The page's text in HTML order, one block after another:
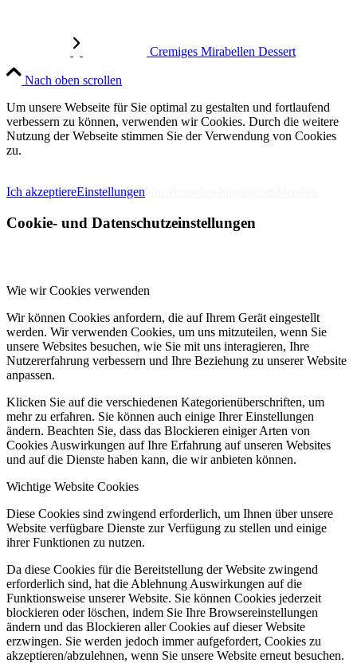
Cremiges Mirabellen Dessert
Nach oben scrollen
Um unsere Webseite für Sie optimal zu gestalten und fortlaufend
verbessern zu können, verwenden wir Cookies. Durch die weitere
Nutzung der Webseite stimmen Sie der Verwendung von Cookies
zu.
Ich akzeptiereEinstellungen
Cookie- und Datenschutzeinstellungen
Wie wir Cookies verwenden
Wir können Cookies anfordern, die auf Ihrem Gerät eingestellt
werden. Wir verwenden Cookies, um uns mitzuteilen, wenn Sie
unsere Websites besuchen, wie Sie mit uns interagieren, Ihre
Nutzererfahrung verbessern und Ihre Beziehung zu unserer Website
anpassen.
Klicken Sie auf die verschiedenen Kategorienüberschriften, um
mehr zu erfahren. Sie können auch einige Ihrer Einstellungen
ändern. Beachten Sie, dass das Blockieren einiger Arten von
Cookies Auswirkungen auf Ihre Erfahrung auf unseren Websites
und auf die Dienste haben kann, die wir anbieten können.
Wichtige Website Cookies
Diese Cookies sind zwingend erforderlich, um Ihnen über unsere
Website verfügbare Dienste zur Verfügung zu stellen und einige
ihrer Funktionen zu nutzen.
Da diese Cookies für die Bereitstellung der Website zwingend
erforderlich sind, hat die Ablehnung Auswirkungen auf die
Funktionsweise unserer Website. Sie können Cookies jederzeit
blockieren oder löschen, indem Sie Ihre Browsereinstellungen
ändern und das Blockieren aller Cookies auf dieser Website
erzwingen. Sie werden jedoch immer aufgefordert, Cookies zu
akzeptieren/abzulehnen, wenn Sie unsere Website erneut besuchen.